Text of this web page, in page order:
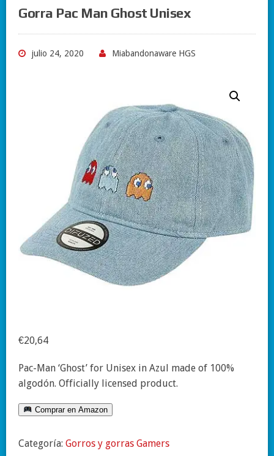
Gorra Pac Man Ghost Unisex
julio 24, 2020 Miabandonaware HGS
€20,64
Pac-Man ‘Ghost’ for Unisex in Azul made of 100%
algodón. Officially licensed product.
Comprar en Amazon
Categoría: Gorros y gorras Gamers